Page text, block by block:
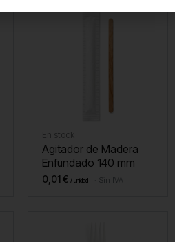
En stock
Agitador de Madera
Enfundado 140 mm
0,01€ Sin IVA